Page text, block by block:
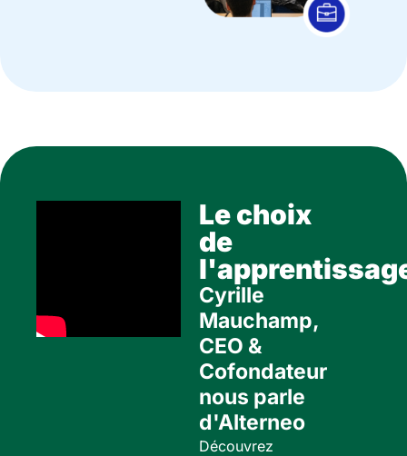
Le choix
de
Cyrille
Mauchamp,
CEO &
Cofondateur
nous parle
d'Alterneo
Découvrez